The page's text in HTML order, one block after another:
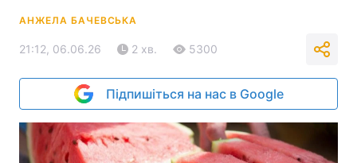
АНЖЕЛА БАЧЕВСЬКА
21:12, 06.06.26 2 хв. 5300
Підпишіться на нас в Google